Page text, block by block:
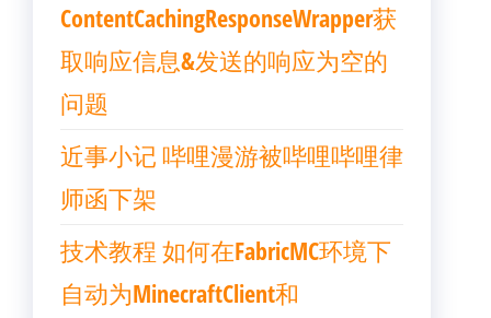
ContentCachingResponseWrapper获
取响应信息&发送的响应为空的
问题
近事小记 哔哩漫游被哔哩哔哩律
师函下架
技术教程 如何在FabricMC环境下
自动为MinecraftClient和